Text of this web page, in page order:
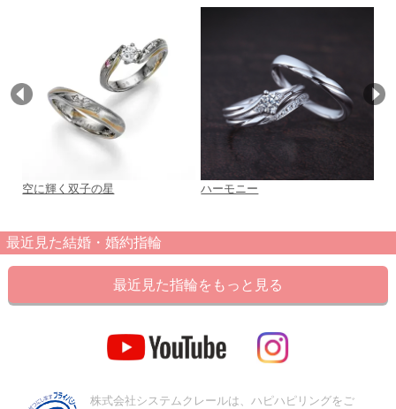
空に輝く双子の星 ハーモニー
最近見た結婚・婚約指輪
最近見た指輪をもっと見る
株式会社システムクレールは、ハピハピリングをご